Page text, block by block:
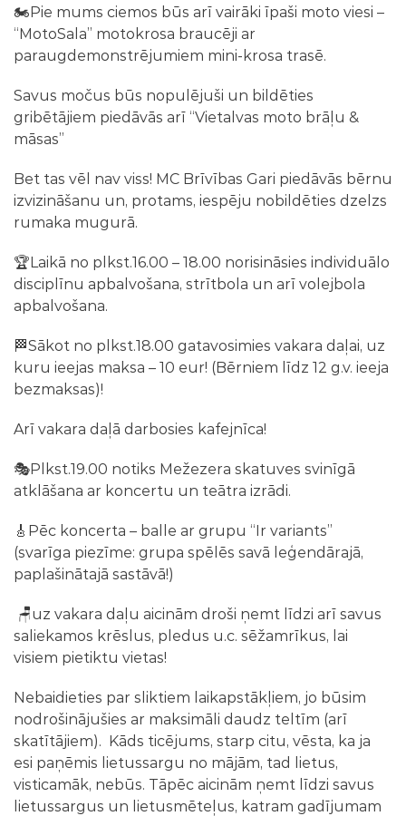
🏍Pie mums ciemos būs arī vairāki īpaši moto viesi –
“MotoSala” motokrosa braucēji ar
paraugdemonstrējumiem mini-krosa trasē.
Savus močus būs nopulējuši un bildēties
gribētājiem piedāvās arī “Vietalvas moto brāļu &
māsas”
Bet tas vēl nav viss! MC Brīvības Gari piedāvās bērnu
izvizināšanu un, protams, iespēju nobildēties dzelzs
rumaka mugurā.
🏆Laikā no plkst.16.00 – 18.00 norisināsies individuālo
disciplīnu apbalvošana, strītbola un arī volejbola
apbalvošana.
🏁Sākot no plkst.18.00 gatavosimies vakara daļai, uz
kuru ieejas maksa – 10 eur! (Bērniem līdz 12 g.v. ieeja
bezmaksas)!
Arī vakara daļā darbosies kafejnīca!
🎭Plkst.19.00 notiks Mežezera skatuves svinīgā
atklāšana ar koncertu un teātra izrādi.
🎸Pēc koncerta – balle ar grupu “Ir variants”
(svarīga piezīme: grupa spēlēs savā leģendārajā,
paplašinātajā sastāvā!)
🪑uz vakara daļu aicinām droši ņemt līdzi arī savus
saliekamos krēslus, pledus u.c. sēžamrīkus, lai
visiem pietiktu vietas!
Nebaidieties par sliktiem laikapstākļiem, jo būsim
nodrošinājušies ar maksimāli daudz teltīm (arī
skatītājiem). Kāds ticējums, starp citu, vēsta, ka ja
esi paņēmis lietussargu no mājām, tad lietus,
visticamāk, nebūs. Tāpēc aicinām ņemt līdzi savus
lietussargus un lietusmēteļus, katram gadījumam